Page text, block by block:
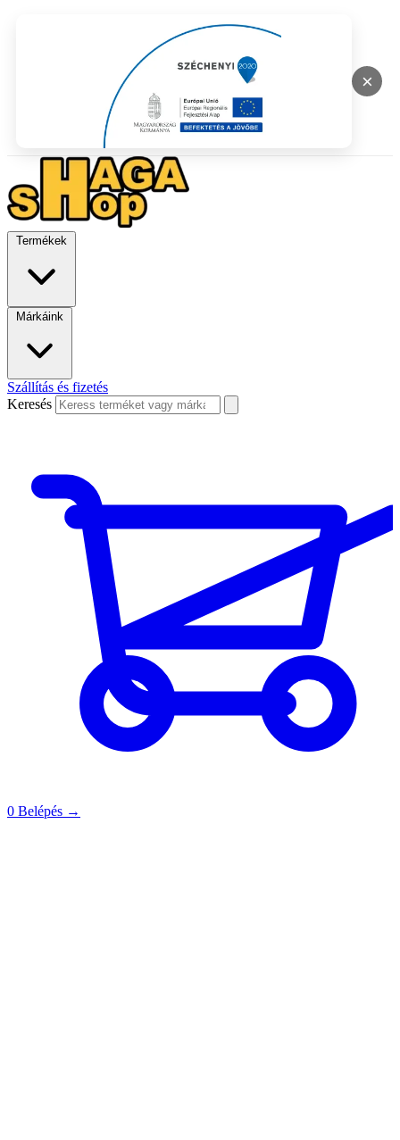
×
Termékek
Márkáink
Szállítás és fizetés
Keresés
0 Belépés →